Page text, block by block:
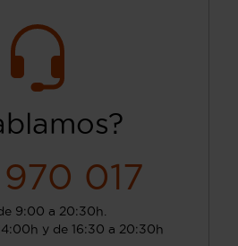
017
9:00 a 20:30h.
y de 16:30 a 20:30h